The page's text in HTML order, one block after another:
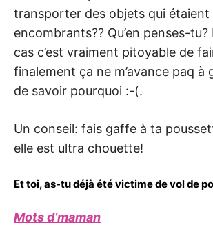
transporter des objets qui étaient
encombrants?? Qu’en penses-
cas c’est vraiment pitoyable de
finalement ça ne m’avance paq à
de savoir pourquoi :-(.
Un conseil: fais gaffe à ta
elle est ultra chouette!
Et toi, as-tu déjà été victime de vol de
Mots d’maman